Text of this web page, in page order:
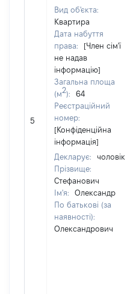
5
Вид об'єкта:
Квартира
Дата набуття
права:
[Член сім'ї
не надав
інформацію]
Загальна площа
(м2):
64
Реєстраційний
номер:
[Конфіденційна
інформація]
Декларує:
чоловік
Прізвище:
Стефанович
Ім'я:
Олександр
По батькові (за
наявності):
Олександрович